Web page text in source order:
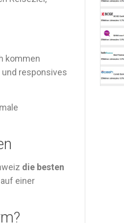
kommen
und responsives
die besten
einer